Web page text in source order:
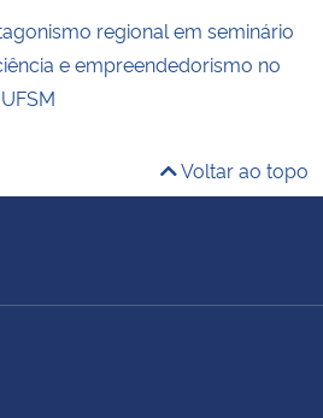
regional em seminário
e empreendedorismo no
Voltar ao topo